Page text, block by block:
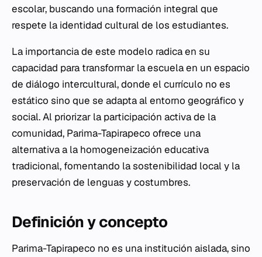
escolar, buscando una formación integral que
respete la identidad cultural de los estudiantes.
La importancia de este modelo radica en su
capacidad para transformar la escuela en un espacio
de diálogo intercultural, donde el currículo no es
estático sino que se adapta al entorno geográfico y
social. Al priorizar la participación activa de la
comunidad, Parima-Tapirapeco ofrece una
alternativa a la homogeneización educativa
tradicional, fomentando la sostenibilidad local y la
preservación de lenguas y costumbres.
Definición y concepto
Parima-Tapirapeco no es una institución aislada, sino